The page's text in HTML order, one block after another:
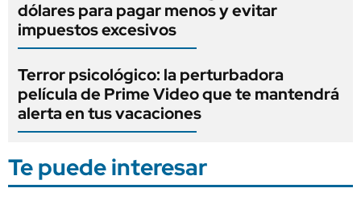
dólares para pagar menos y evitar
impuestos excesivos
Terror psicológico: la perturbadora
película de Prime Video que te mantendrá
alerta en tus vacaciones
Te puede interesar